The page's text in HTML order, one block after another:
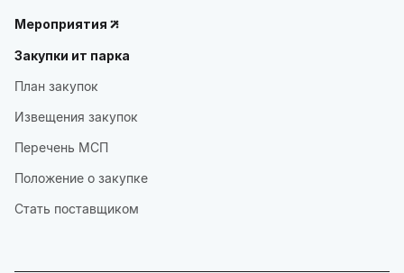
Мероприятия
Закупки ит парка
План закупок
Извещения закупок
Перечень МСП
Положение о закупке
Стать поставщиком